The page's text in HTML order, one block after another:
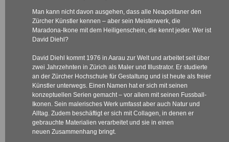
Man kann nicht davon ausgehen, dass alle Neapolitaner den
Zürcher Künstler kennen – aber sein Meisterwerk, die
Maradona-Ikone mit dem Heiligenschein, die kennt jeder. Wer ist
David Diehl?
David Diehl kommt 1976 in Aarau zur Welt und arbeitet seit über
zwei Jahrzehnten in Zürich als Maler und Illustrator. Er studierte
an der Zürcher Hochschule für Gestaltung und ist heute als freier
Künstler unterwegs. Einen Namen hat er sich mit seinen
konzeptuellen Serien gemacht – vor allem mit seinen Fussball-
Ikonen. Sein malerisches Werk umfasst aber auch Natur und
Alltag. Zudem beschäftigt er sich mit Collagen, in denen er
gebrauchte Materialien verarbeitet und sie in einen
neuen Zusammenhang bringt.